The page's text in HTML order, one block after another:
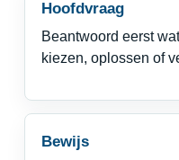
Hoofdvraag
Beantwoord eerst
kiezen, oplossen of
Bewijs